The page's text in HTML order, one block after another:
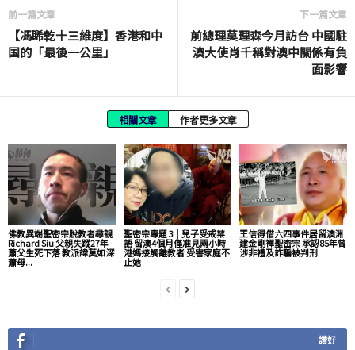
前一篇文章
【馮睎乾十三維度】香港和中
国的「最後一公里」
下一篇文章
前總理莫理森今月訪台 中國駐
澳大使肖千稱對澳中關係有負
面影響
相關文章 作者更多文章
佛教異端聖密宗脫教者尋親
Richard Siu 父親失蹤27年
蕭父生死下落 教派諱莫如深
蕭母...
聖密宗專題 3 ⎮ 兒子受戒禁
語 留澳4個月僅准見兩小時
港媽接觸離教者 受害家庭不
止她
王信得借六四事件居留澳洲
建金剛禪聖密宗 承認85年曾
涉非禮及詐騙被判刑
讚好